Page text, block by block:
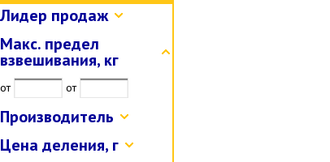
Лидер продаж
Макс. предел
взвешивания, кг
от от
Производитель
Цена деления, г